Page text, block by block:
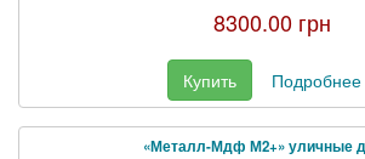
8300.00 грн
Купить Подробнее
«Металл-Мдф М2+» уличные